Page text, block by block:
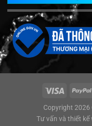
Copyright 2026
Tư vấn và thiết kế